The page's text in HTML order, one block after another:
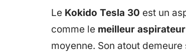
Le Kokido Tesla 30 est un
comme le meilleur
moyenne. Son atout